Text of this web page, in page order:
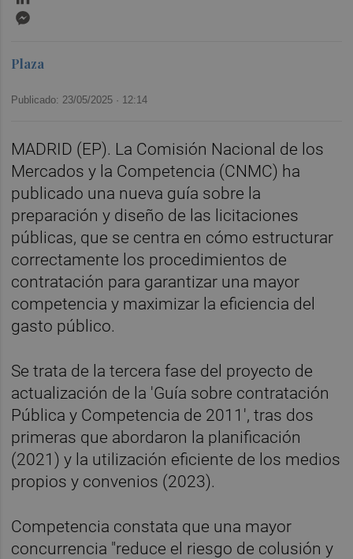
Plaza
Publicado: 23/05/2025 · 12:14
MADRID (EP). La Comisión Nacional de los
Mercados y la Competencia (CNMC) ha
publicado una nueva guía sobre la
preparación y diseño de las licitaciones
públicas, que se centra en cómo estructurar
correctamente los procedimientos de
contratación para garantizar una mayor
competencia y maximizar la eficiencia del
gasto público.
Se trata de la tercera fase del proyecto de
actualización de la 'Guía sobre contratación
Pública y Competencia de 2011', tras dos
primeras que abordaron la planificación
(2021) y la utilización eficiente de los medios
propios y convenios (2023).
Competencia constata que una mayor
concurrencia "reduce el riesgo de colusión y